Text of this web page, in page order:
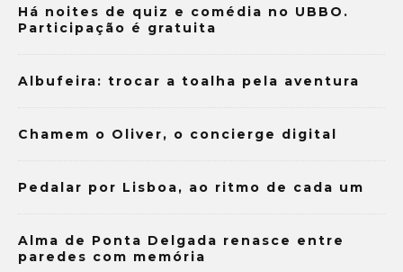
Há noites de quiz e comédia no UBBO.
Participação é gratuita
Albufeira: trocar a toalha pela aventura
Chamem o Oliver, o concierge digital
Pedalar por Lisboa, ao ritmo de cada um
Alma de Ponta Delgada renasce entre
paredes com memória